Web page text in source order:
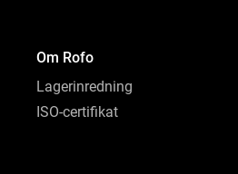
Om Rofo
Lagerinredning
ISO-certifikat